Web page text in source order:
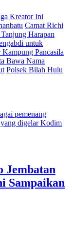
Kreator Ini
Camat Richi
Harapan
untuk
Pancasila
Bawa Nama
Polsek Bilah Hulu
Jembatan
Sampaikan